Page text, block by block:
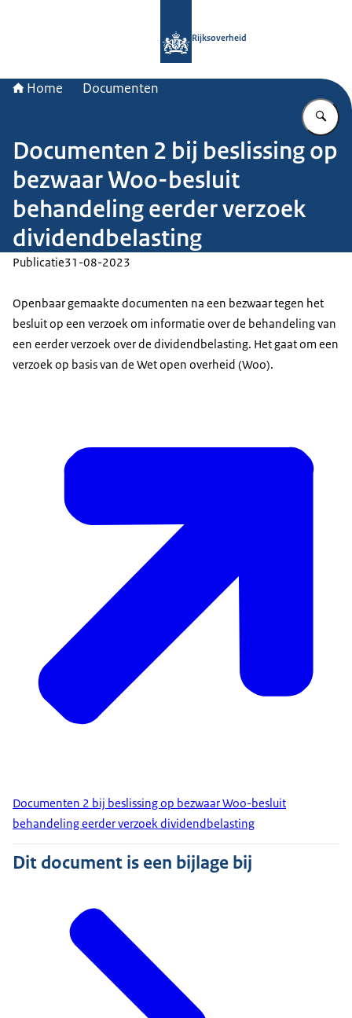
Rijksoverheid
Home Documenten
Documenten 2 bij beslissing op
bezwaar Woo-besluit
behandeling eerder verzoek
dividendbelasting
Publicatie31-08-2023
Openbaar gemaakte documenten na een bezwaar tegen het
besluit op een verzoek om informatie over de behandeling van
een eerder verzoek over de dividendbelasting. Het gaat om een
verzoek op basis van de Wet open overheid (Woo).
Documenten 2 bij beslissing op bezwaar Woo-besluit
behandeling eerder verzoek dividendbelasting
Dit document is een bijlage bij